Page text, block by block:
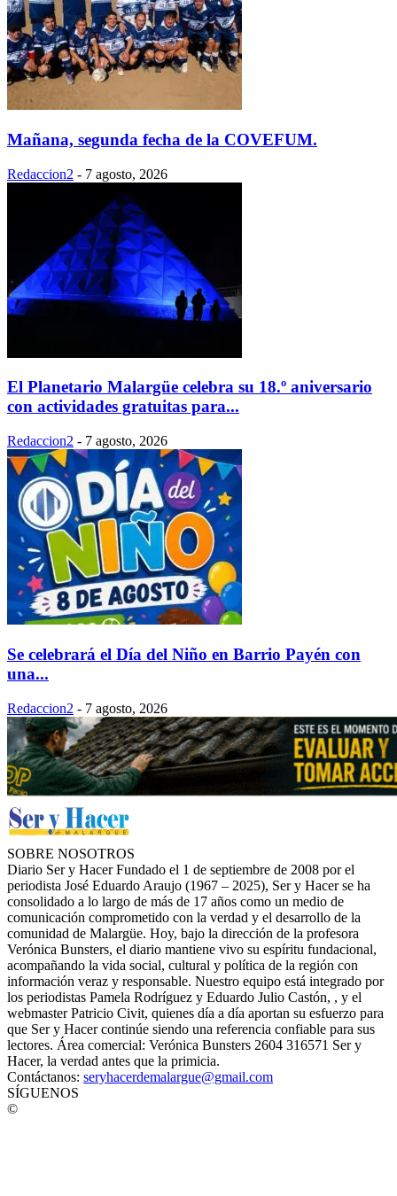
Mañana, segunda fecha de la COVEFUM.
Redaccion2 - 7 agosto, 2026
El Planetario Malargüe celebra su 18.º aniversario
con actividades gratuitas para...
Redaccion2 - 7 agosto, 2026
Se celebrará el Día del Niño en Barrio Payén con
una...
Redaccion2 - 7 agosto, 2026
SOBRE NOSOTROS
Diario Ser y Hacer Fundado el 1 de septiembre de 2008 por el
periodista José Eduardo Araujo (1967 – 2025), Ser y Hacer se ha
consolidado a lo largo de más de 17 años como un medio de
comunicación comprometido con la verdad y el desarrollo de la
comunidad de Malargüe. Hoy, bajo la dirección de la profesora
Verónica Bunsters, el diario mantiene vivo su espíritu fundacional,
acompañando la vida social, cultural y política de la región con
información veraz y responsable. Nuestro equipo está integrado por
los periodistas Pamela Rodríguez y Eduardo Julio Castón, , y el
webmaster Patricio Civit, quienes día a día aportan su esfuerzo para
que Ser y Hacer continúe siendo una referencia confiable para sus
lectores. Área comercial: Verónica Bunsters 2604 316571 Ser y
Hacer, la verdad antes que la primicia.
Contáctanos: seryhacerdemalargue@gmail.com
SÍGUENOS
©